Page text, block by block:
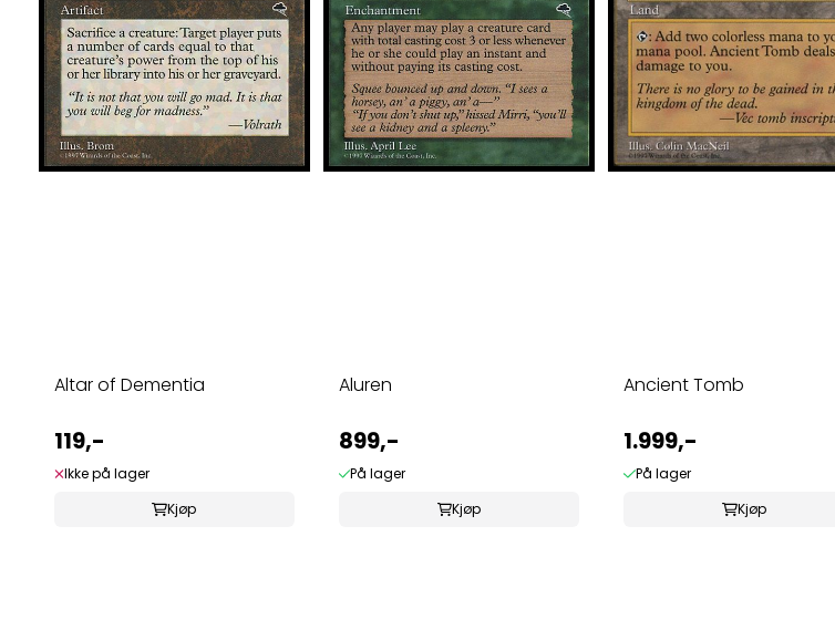
Altar of Dementia
119,-
Ikke på lager
Kjøp
Aluren
899,-
På lager
Kjøp
Ancient Tomb
1.999,-
På lager
Kjøp